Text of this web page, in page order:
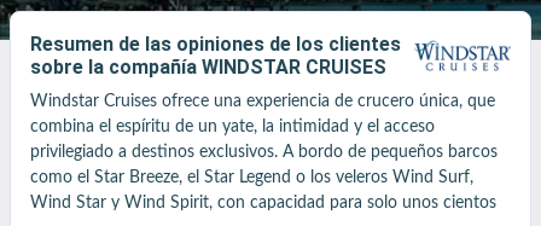
Puertos Compañías
Buscar
Resumen de las opiniones de los clientes
sobre la compañía WINDSTAR CRUISES
Windstar Cruises ofrece una experiencia de crucero única, que
combina el espíritu de un yate, la intimidad y el acceso
privilegiado a destinos exclusivos. A bordo de pequeños barcos
como el Star Breeze, el Star Legend o los veleros Wind Surf,
Wind Star y Wind Spirit, con capacidad para solo unos cientos